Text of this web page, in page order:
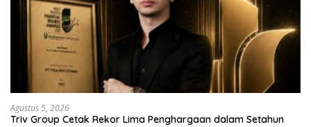
Agustus 5, 2026
Triv Group Cetak Rekor Lima Penghargaan dalam Setahun